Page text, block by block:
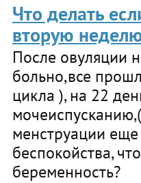
Что делать
вторую
После овуляции
больно,все
цикла ), на 22
менструации
беспокойства,
беременность?